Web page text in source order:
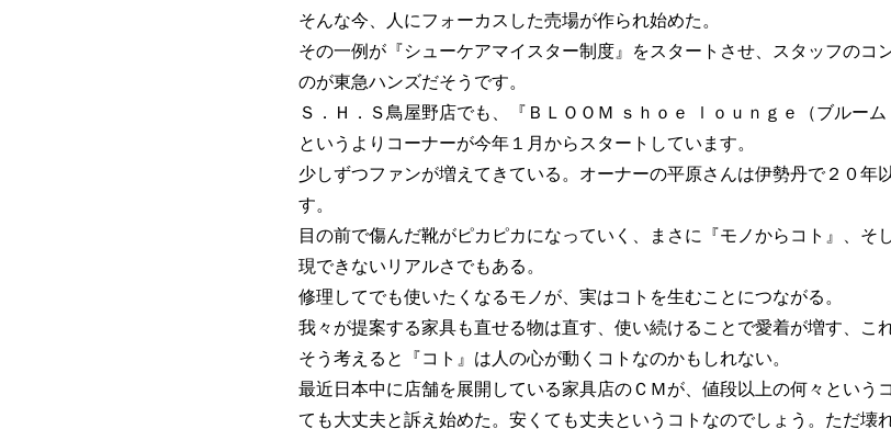
そんな今、人にフォーカスした売場が作られ始めた。
その一例が『シューケアマイスター制度』をスタートさせ、スタッフのコ
のが東急ハンズだそうです。
Ｓ．Ｈ．Ｓ鳥屋野店でも、『ＢＬＯＯＭ ｓｈｏｅ ｌｏｕｎｇｅ（ブルー
というよりコーナーが今年１月からスタートしています。
少しずつファンが増えてきている。オーナーの平原さんは伊勢丹で２０年
す。
目の前で傷んだ靴がピカピカになっていく、まさに『モノからコト』、そ
現できないリアルさでもある。
修理してでも使いたくなるモノが、実はコトを生むことにつながる。
我々が提案する家具も直せる物は直す、使い続けることで愛着が増す、こ
そう考えると『コト』は人の心が動くコトなのかもしれない。
最近日本中に店舗を展開している家具店のＣＭが、値段以上の何々という
ても大丈夫と訴え始めた。安くても丈夫というコトなのでしょう。ただ壊